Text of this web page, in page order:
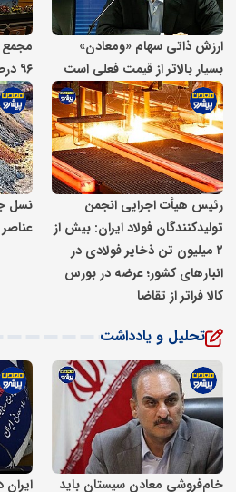
ارزش ذاتی سهام «ومعادن»
بسیار بالاتر از قیمت فعلی است
مجمع
۹۶ درصدی سهامداران برگزار شد
رئیس هیأت اجرایی انجمن
تولیدکنندگان فولاد ایران: بیش از
۲ میلیون تن ذخایر فولادی در
انبارهای کشور؛ عرضه در بورس
کالا فراتر از تقاضا
پایگاه اطلاع رسانی معدن پیشرو
نسل
تحلیل و یادداشت
خام‌فروشی معادن سیستان باید
پایگاه اطلاع رسانی معدن پیشرو
ایران